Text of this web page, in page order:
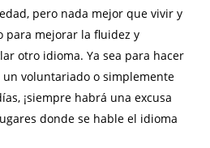
pero nada mejor que vivir y
para mejorar la fluidez y
otro idioma. Ya sea para hacer
voluntariado o simplemente
¡siempre habrá una excusa
donde se hable el idioma